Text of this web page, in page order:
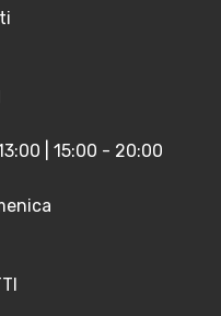
| 15:00 - 20:00